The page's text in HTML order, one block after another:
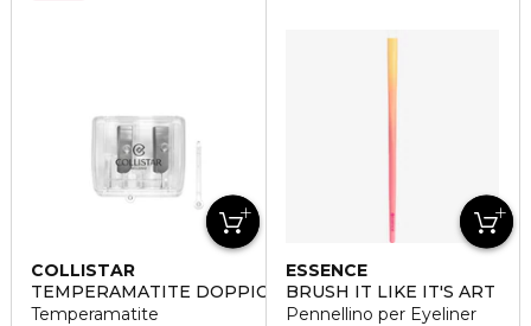
COLLISTAR
TEMPERAMATITE DOPPIO
Temperamatite
ESSENCE
BRUSH IT LIKE IT'S ART
Pennellino per Eyeliner